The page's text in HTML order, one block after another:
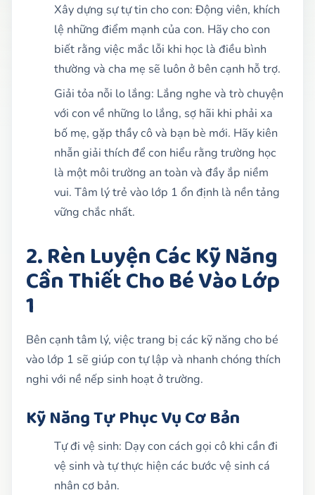
Xây dựng sự tự tin cho con: Động viên, khích
lệ những điểm mạnh của con. Hãy cho con
biết rằng việc mắc lỗi khi học là điều bình
thường và cha mẹ sẽ luôn ở bên cạnh hỗ trợ.
Giải tỏa nỗi lo lắng: Lắng nghe và trò chuyện
với con về những lo lắng, sợ hãi khi phải xa
bố mẹ, gặp thầy cô và bạn bè mới. Hãy kiên
nhẫn giải thích để con hiểu rằng trường học
là một môi trường an toàn và đầy ắp niềm
vui. Tâm lý trẻ vào lớp 1 ổn định là nền tảng
vững chắc nhất.
2. Rèn Luyện Các Kỹ Năng
Cần Thiết Cho Bé Vào Lớp
1
Bên cạnh tâm lý, việc trang bị các kỹ năng cho bé
vào lớp 1 sẽ giúp con tự lập và nhanh chóng thích
nghi với nề nếp sinh hoạt ở trường.
Kỹ Năng Tự Phục Vụ Cơ Bản
Tự đi vệ sinh: Dạy con cách gọi cô khi cần đi
vệ sinh và tự thực hiện các bước vệ sinh cá
nhân cơ bản.